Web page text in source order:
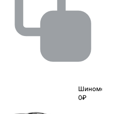
Шиномонтаж
0₽